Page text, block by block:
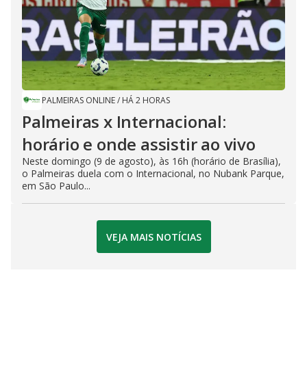
PALMEIRAS ONLINE/ HÁ 2 HORAS
Palmeiras x Internacional:
horário e onde assistir ao vivo
Neste domingo (9 de agosto), às 16h (horário de Brasília),
o Palmeiras duela com o Internacional, no Nubank Parque,
em São Paulo...
VEJA MAIS NOTÍCIAS